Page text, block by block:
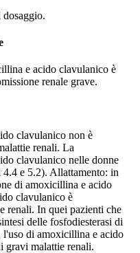
dosaggio.
e acido clavulanico è
renale grave.
clavulanico non è
renali. La
clavulanico nelle donne
4.4 e 5.2). Allattamento: in
di amoxicillina e acido
clavulanico è
renali. In quei pazienti che
delle fosfodiesterasi di
di amoxicillina e acido
gravi malattie renali.